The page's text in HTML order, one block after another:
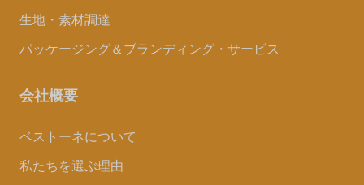
生地・素材調達
パッケージング＆ブランディング・サービス
会社概要
ベストーネについて
私たちを選ぶ理由